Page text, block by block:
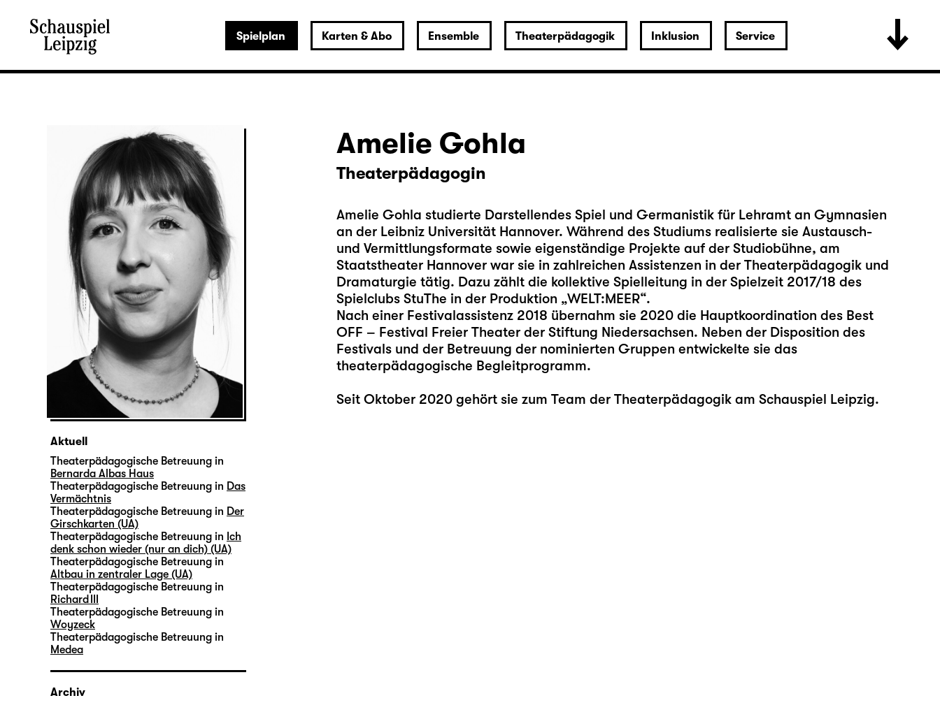
Spielplan Karten & Abo Ensemble Theaterpädagogik Inklusion Service
Amelie Gohla
Theaterpädagogin
Amelie Gohla studierte Darstellendes Spiel und Germanistik für Lehramt an Gymnasien
an der Leibniz Universität Hannover. Während des Studiums realisierte sie Austausch-
und Vermittlungsformate sowie eigenständige Projekte auf der Studiobühne, am
Staatstheater Hannover war sie in zahlreichen Assistenzen in der Theaterpädagogik und
Dramaturgie tätig. Dazu zählt die kollektive Spielleitung in der Spielzeit 2017/18 des
Spielclubs StuThe in der Produktion „WELT:MEER“.
Nach einer Festivalassistenz 2018 übernahm sie 2020 die Hauptkoordination des Best
OFF – Festival Freier Theater der Stiftung Niedersachsen. Neben der Disposition des
Festivals und der Betreuung der nominierten Gruppen entwickelte sie das
theaterpädagogische Begleitprogramm.
Seit Oktober 2020 gehört sie zum Team der Theaterpädagogik am Schauspiel Leipzig.
Aktuell
Theaterpädagogische Betreuung in
Bernarda Albas Haus
Theaterpädagogische Betreuung in Das
Vermächtnis
Theaterpädagogische Betreuung in Der
Girschkarten (UA)
Theaterpädagogische Betreuung in Ich
denk schon wieder (nur an dich) (UA)
Theaterpädagogische Betreuung in
Altbau in zentraler Lage (UA)
Theaterpädagogische Betreuung in
Richard III
Theaterpädagogische Betreuung in
Woyzeck
Theaterpädagogische Betreuung in
Medea
Archiv